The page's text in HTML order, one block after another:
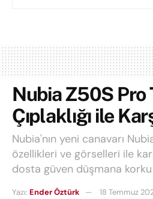
Nubia Z50S Pro
Çıplaklığı ile
Nubia'nın yeni canavarı
özellikleri ve görselleri ile
dosta güven düşmana korku
Yazı: Ender Öztürk
18 Temmuz